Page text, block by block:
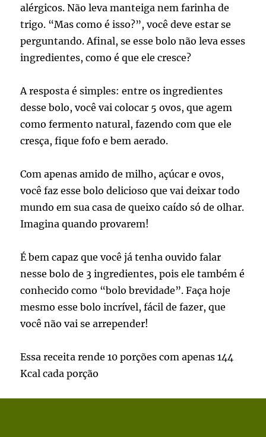
alérgicos. Não leva manteiga nem farinha de
trigo. “Mas como é isso?”, você deve estar se
perguntando. Afinal, se esse bolo não leva esses
ingredientes, como é que ele cresce?
A resposta é simples: entre os ingredientes
desse bolo, você vai colocar 5 ovos, que agem
como fermento natural, fazendo com que ele
cresça, fique fofo e bem aerado.
Com apenas amido de milho, açúcar e ovos,
você faz esse bolo delicioso que vai deixar todo
mundo em sua casa de queixo caído só de olhar.
Imagina quando provarem!
É bem capaz que você já tenha ouvido falar
nesse bolo de 3 ingredientes, pois ele também é
conhecido como “bolo brevidade”. Faça hoje
mesmo esse bolo incrível, fácil de fazer, que
você não vai se arrepender!
Essa receita rende 10 porções com apenas 144
Kcal cada porção